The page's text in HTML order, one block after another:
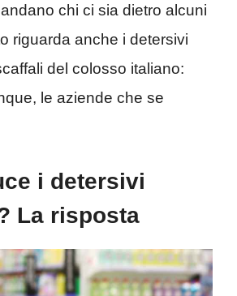
chi ci sia dietro alcuni
riguarda anche i detersivi
del colosso italiano:
le aziende che se
i detersivi
La risposta